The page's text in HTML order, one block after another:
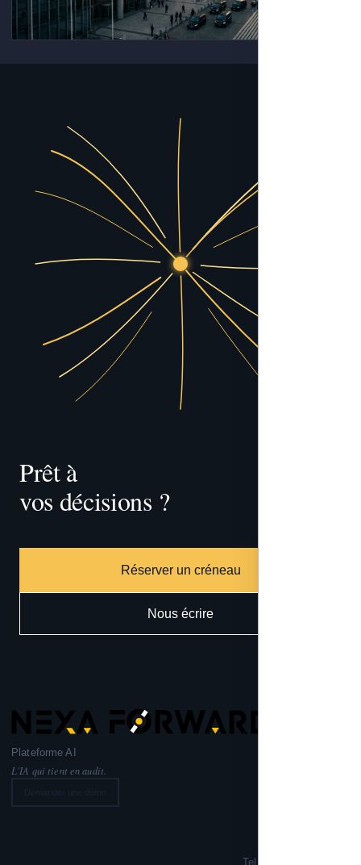
Prêt à
tracer
vos décisions ?
Réserver un créneau
Nous écrire
Plateforme AI
L'IA qui tient en audit.
Tel: +33 6 99 02 72 50